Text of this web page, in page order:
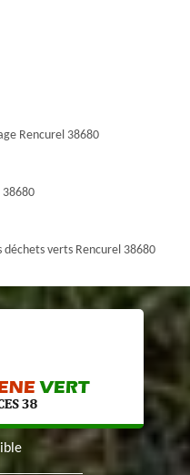
Rencurel 38680
38680
verts Rencurel 38680